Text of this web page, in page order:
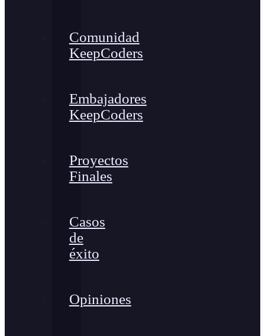
Comunidad
KeepCoders
Embajadores
KeepCoders
Proyectos
Finales
Casos
de
éxito
Opiniones